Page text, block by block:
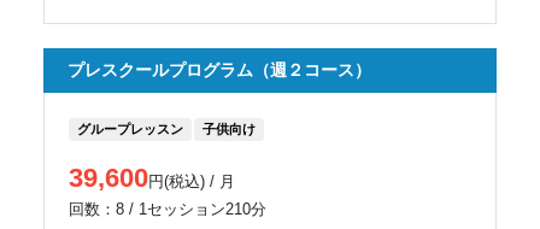
プレスクールプログラム（週２コース）
グループレッスン 子供向け
39,600円(税込) / 月
回数：8 / 1セッション210分